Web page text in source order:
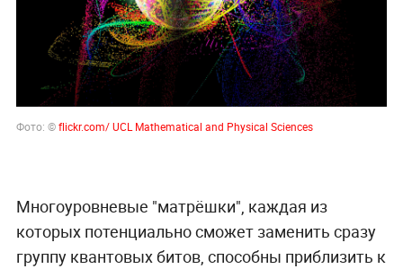
Фото: ©flickr.com/ UCL Mathematical and Physical Sciences
Многоуровневые "матрёшки", каждая из
которых потенциально сможет заменить сразу
группу квантовых битов, способны приблизить к